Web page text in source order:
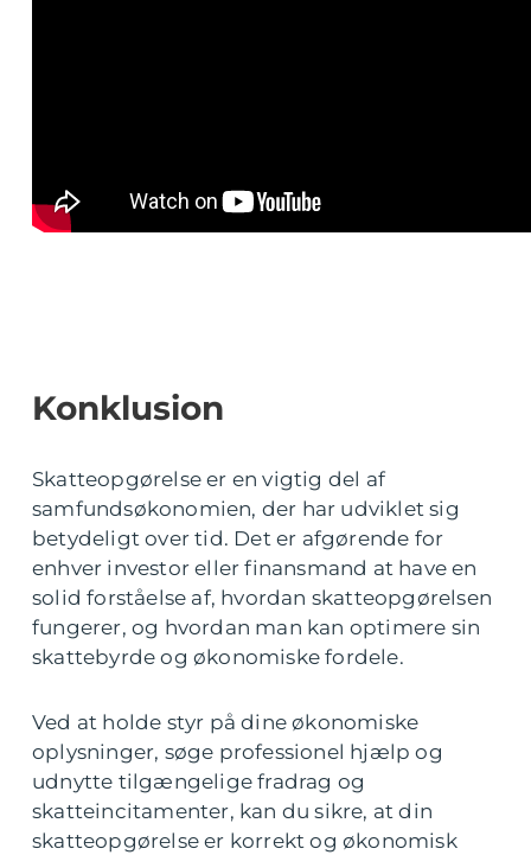
Konklusion
Skatteopgørelse er en vigtig del af
samfundsøkonomien, der har udviklet sig
betydeligt over tid. Det er afgørende for
enhver investor eller finansmand at have en
solid forståelse af, hvordan skatteopgørelsen
fungerer, og hvordan man kan optimere sin
skattebyrde og økonomiske fordele.
Ved at holde styr på dine økonomiske
oplysninger, søge professionel hjælp og
udnytte tilgængelige fradrag og
skatteincitamenter, kan du sikre, at din
skatteopgørelse er korrekt og økonomisk